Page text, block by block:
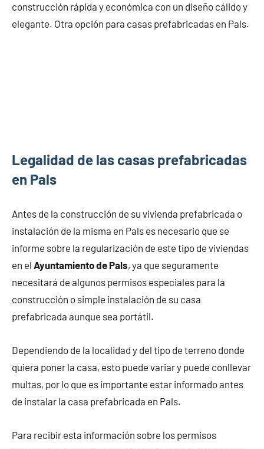
construcción rápida y económica con un diseño cálido y
elegante. Otra opción para casas prefabricadas en Pals.
Legalidad de las casas prefabricadas
en Pals
Antes de la construcción de su vivienda prefabricada o
instalación de la misma en Pals es necesario que se
informe sobre la regularización de este tipo de viviendas
en el Ayuntamiento de Pals, ya que seguramente
necesitará de algunos permisos especiales para la
construcción o simple instalación de su casa
prefabricada aunque sea portátil.
Dependiendo de la localidad y del tipo de terreno donde
quiera poner la casa, esto puede variar y puede conllevar
multas, por lo que es importante estar informado antes
de instalar la casa prefabricada en Pals.
Para recibir esta información sobre los permisos